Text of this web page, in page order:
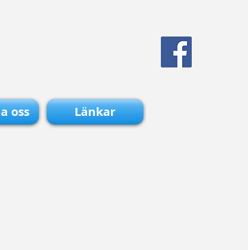
oss Länkar